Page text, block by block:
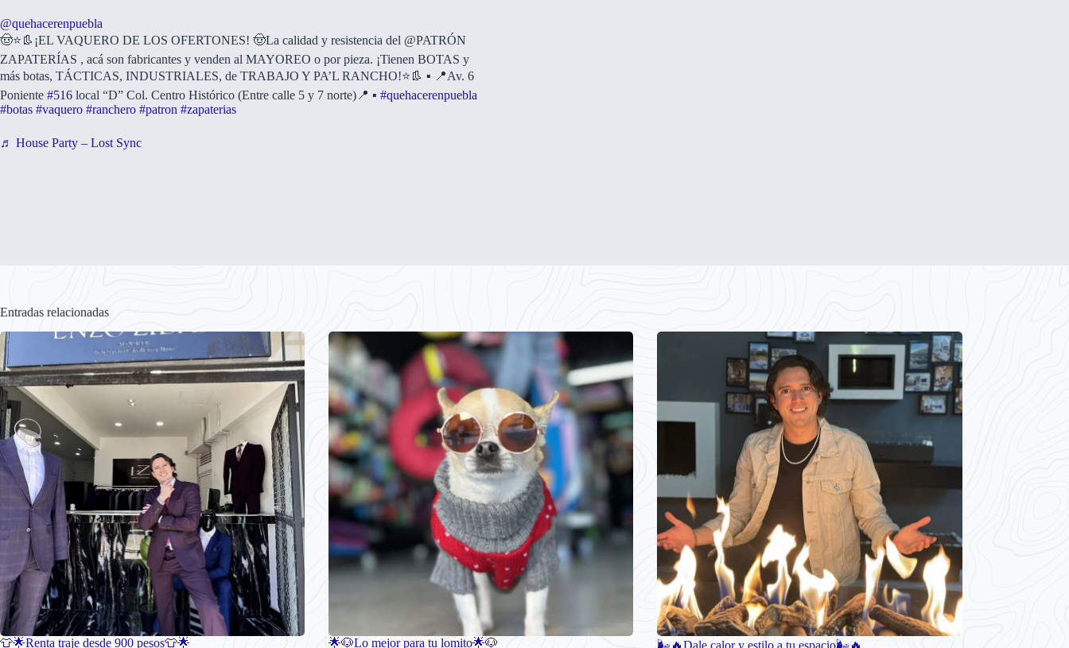
@quehacerenpuebla
🤠⭐️👢¡EL VAQUERO DE LOS OFERTONES! 🤠La calidad y resistencia del @PATRÓN
ZAPATERÍAS , acá son fabricantes y venden al MAYOREO o por pieza. ¡Tienen BOTAS y
más botas, TÁCTICAS, INDUSTRIALES, de TRABAJO Y PA’L RANCHO!⭐️👢 ▪️ 📍Av. 6
Poniente #516 local “D” Col. Centro Histórico (Entre calle 5 y 7 norte)📍 ▪️ #quehacerenpuebla
#botas #vaquero #ranchero #patron #zapaterias
♬ House Party – Lost Sync
Entradas relacionadas
👕🌟Renta traje desde 900 pesos👕🌟 🌟🐶Lo mejor para tu lomito🌟🐶 🌬️🔥Dale calor y estilo a tu espacio🌬️🔥